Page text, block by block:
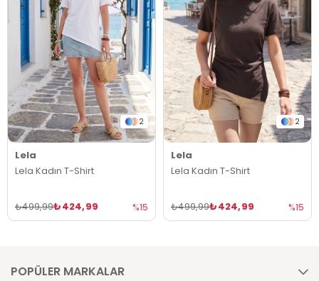
2
Lela
Lela Kadın T-Shirt
₺424,99
₺499,99 %15
2
Lela
Lela Kadın T-Shirt
₺424,99
₺499,99 %15
POPÜLER MARKALAR